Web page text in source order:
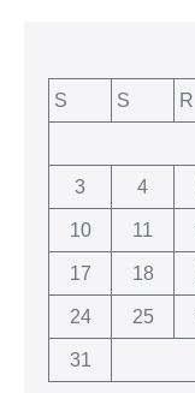
S
S R
3 4
10 11
17 18
24 25
31